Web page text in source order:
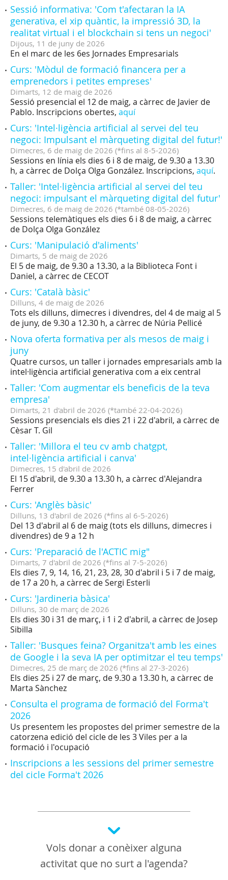
Sessió informativa: 'Com t'afectaran la IA
generativa, el xip quàntic, la impressió 3D, la
realitat virtual i el blockchain si tens un negoci'
Dijous, 11 de juny de 2026
En el marc de les 6es Jornades Empresarials
Curs: 'Mòdul de formació financera per a
emprenedors i petites empreses'
Dimarts, 12 de maig de 2026
Sessió presencial el 12 de maig, a càrrec de Javier de
Pablo. Inscripcions obertes, aquí
Curs: 'Intel·ligència artificial al servei del teu
negoci: Impulsant el màrqueting digital del futur!'
Dimecres, 6 de maig de 2026 (*fins al 8-5-2026)
Sessions en línia els dies 6 i 8 de maig, de 9.30 a 13.30
h, a càrrec de Dolça Olga González. Inscripcions, aquí.
Taller: 'Intel·ligència artificial al servei del teu
negoci: impulsant el màrqueting digital del futur'
Dimecres, 6 de maig de 2026 (*també 08-05-2026)
Sessions telemàtiques els dies 6 i 8 de maig, a càrrec
de Dolça Olga González
Curs: 'Manipulació d'aliments'
Dimarts, 5 de maig de 2026
El 5 de maig, de 9.30 a 13.30, a la Biblioteca Font i
Daniel, a càrrec de CECOT
Curs: 'Català bàsic'
Dilluns, 4 de maig de 2026
Tots els dilluns, dimecres i divendres, del 4 de maig al 5
de juny, de 9.30 a 12.30 h, a càrrec de Núria Pellicé
Nova oferta formativa per als mesos de maig i
juny
Quatre cursos, un taller i jornades empresarials amb la
intel·ligència artificial generativa com a eix central
Taller: 'Com augmentar els beneficis de la teva
empresa'
Dimarts, 21 d'abril de 2026 (*també 22-04-2026)
Sessions presencials els dies 21 i 22 d'abril, a càrrec de
Cèsar T. Gil
Taller: 'Millora el teu cv amb chatgpt,
intel·ligència artificial i canva'
Dimecres, 15 d'abril de 2026
El 15 d'abril, de 9.30 a 13.30 h, a càrrec d'Alejandra
Ferrer
Curs: 'Anglès bàsic'
Dilluns, 13 d'abril de 2026 (*fins al 6-5-2026)
Del 13 d'abril al 6 de maig (tots els dilluns, dimecres i
divendres) de 9 a 12 h
Curs: 'Preparació de l'ACTIC mig"
Dimarts, 7 d'abril de 2026 (*fins al 7-5-2026)
Els dies 7, 9, 14, 16, 21, 23, 28, 30 d'abril i 5 i 7 de maig,
de 17 a 20 h, a càrrec de Sergi Esterli
Curs: 'Jardineria bàsica'
Dilluns, 30 de març de 2026
Els dies 30 i 31 de març, i 1 i 2 d'abril, a càrrec de Josep
Sibilla
Taller: 'Busques feina? Organitza't amb les eines
de Google i la seva IA per optimitzar el teu temps'
Dimecres, 25 de març de 2026 (*fins al 27-3-2026)
Els dies 25 i 27 de març, de 9.30 a 13.30 h, a càrrec de
Marta Sànchez
Consulta el programa de formació del Forma't
2026
Us presentem les propostes del primer semestre de la
catorzena edició del cicle de les 3 Viles per a la
formació i l'ocupació
Inscripcions a les sessions del primer semestre
del cicle Forma't 2026
Vols donar a conèixer alguna
activitat que no surt a l'agenda?